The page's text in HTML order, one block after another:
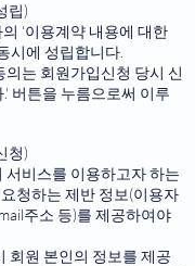
립)
‘이용계약 내용에 대한
시에 성립합니다.
의는 회원가입신청 당시 신
버튼을 누름으로써 이루
청)
서비스를 이용하고자 하는
청하는 제반 정보(이용자
주소 등)를 제공하여야
회원 본인의 정보를 제공